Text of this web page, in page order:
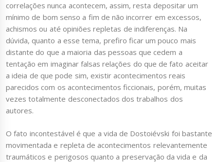
correlações nunca acontecem, assim, resta depositar um
mínimo de bom senso a fim de não incorrer em excessos,
achismos ou até opiniões repletas de indiferenças. Na
dúvida, quanto a esse tema, prefiro ficar um pouco mais
distante do que a maioria das pessoas que cedem a
tentação em imaginar falsas relações do que de fato aceitar
a ideia de que pode sim, existir acontecimentos reais
parecidos com os acontecimentos ficcionais, porém, muitas
vezes totalmente desconectados dos trabalhos dos
autores.
O fato incontestável é que a vida de Dostoiévski foi bastante
movimentada e repleta de acontecimentos relevantemente
traumáticos e perigosos quanto a preservação da vida e da